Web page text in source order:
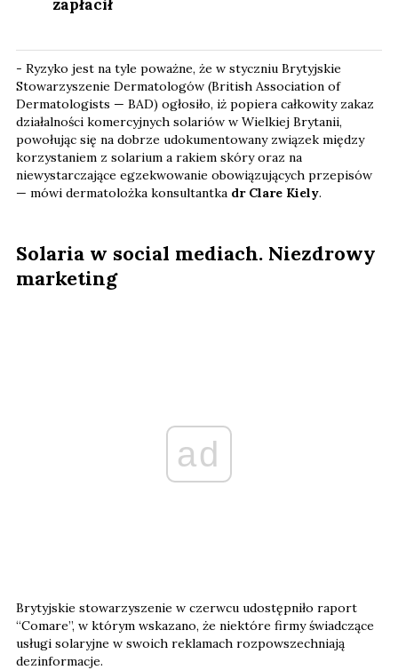
zapłacił
- Ryzyko jest na tyle poważne, że w styczniu Brytyjskie
Stowarzyszenie Dermatologów (British Association of
Dermatologists — BAD) ogłosiło, iż popiera całkowity zakaz
działalności komercyjnych solariów w Wielkiej Brytanii,
powołując się na dobrze udokumentowany związek między
korzystaniem z solarium a rakiem skóry oraz na
niewystarczające egzekwowanie obowiązujących przepisów
— mówi dermatolożka konsultantka dr Clare Kiely.
Solaria w social mediach. Niezdrowy
marketing
ad
Brytyjskie stowarzyszenie w czerwcu udostępniło raport
“Comare”, w którym wskazano, że niektóre firmy świadczące
usługi solaryjne w swoich reklamach rozpowszechniają
dezinformacje.